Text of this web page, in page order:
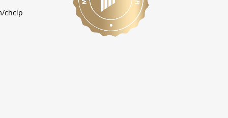
chcip